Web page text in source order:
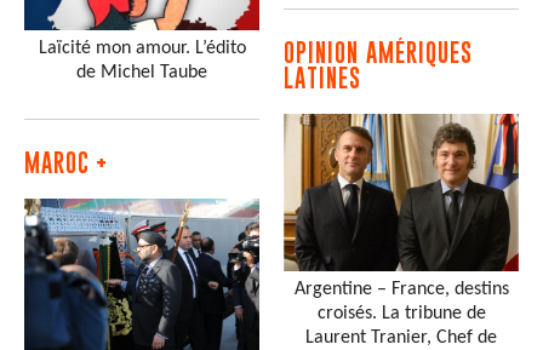
Laïcité mon amour. L’édito
de Michel Taube
MAROC +
OPINION AMÉRIQUES
LATINES
Argentine – France, destins
croisés. La tribune de
Laurent Tranier, Chef de